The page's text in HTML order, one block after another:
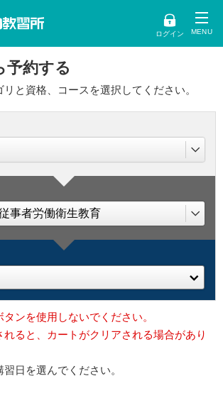
ログイン
予約する
と資格、コースを選択してください。
ンを使用しないでください。
ると、カートがクリアされる場合があり
日を選んでください。